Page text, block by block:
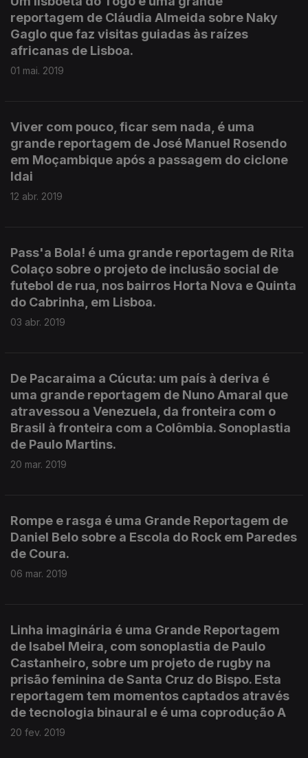
reportagem de Cláudia Almeida sobre Naky
Gaglo que faz visitas guiadas às raízes
africanas de Lisboa.
01 mai. 2019
Viver com pouco, ficar sem nada, é uma
grande reportagem de José Manuel Rosendo
em Moçambique após a passagem do ciclone
Idai
12 abr. 2019
Pass'a Bola! é uma grande reportagem de Rita
Colaço sobre o projeto de inclusão social de
futebol de rua, nos bairros Horta Nova e Quinta
do Cabrinha, em Lisboa.
03 abr. 2019
De Pacaraima a Cúcuta: um país à deriva é
uma grande reportagem de Nuno Amaral que
atravessou a Venezuela, da fronteira com o
Brasil à fronteira com a Colômbia. Sonoplastia
de Paulo Martins.
20 mar. 2019
Rompe e rasga é uma Grande Reportagem de
Daniel Belo sobre a Escola do Rock em Paredes
de Coura.
06 mar. 2019
Linha imaginária é uma Grande Reportagem
de Isabel Meira, com sonoplastia de Paulo
Castanheiro, sobre um projeto de rugby na
prisão feminina de Santa Cruz do Bispo. Esta
reportagem tem momentos captados através
de tecnologia binaural e é uma coprodução A
20 fev. 2019